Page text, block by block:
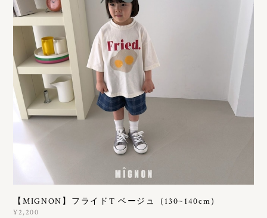
【MIGNON】フライドT ベージュ（130~140cm）
¥2,200